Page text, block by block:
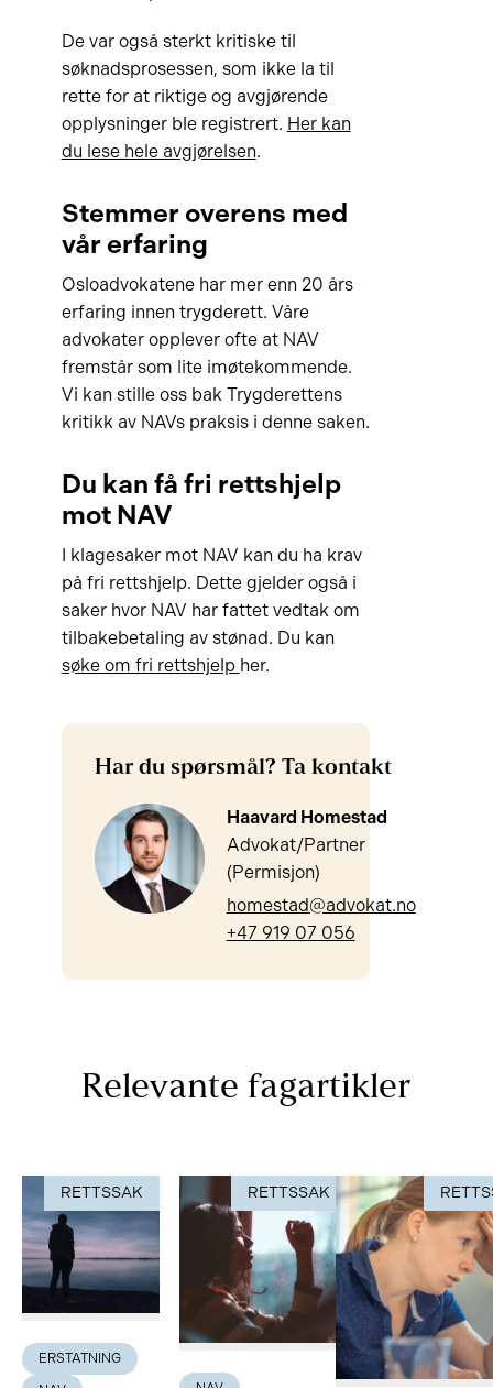
De var også sterkt kritiske til
søknadsprosessen, som ikke la til
rette for at riktige og avgjørende
opplysninger ble registrert. Her kan
du lese hele avgjørelsen.
Stemmer overens med
vår erfaring
Osloadvokatene har mer enn 20 års
erfaring innen trygderett. Våre
advokater opplever ofte at NAV
fremstår som lite imøtekommende.
Vi kan stille oss bak Trygderettens
kritikk av NAVs praksis i denne saken.
Du kan få fri rettshjelp
mot NAV
I klagesaker mot NAV kan du ha krav
på fri rettshjelp. Dette gjelder også i
saker hvor NAV har fattet vedtak om
tilbakebetaling av stønad. Du kan
søke om fri rettshjelp her.
Har du spørsmål? Ta kontakt
Haavard Homestad
Advokat/Partner
(Permisjon)
homestad@advokat.no
+47 919 07 056
Relevante fagartikler
RETTSSAK
ERSTATNING
RETTSSAK